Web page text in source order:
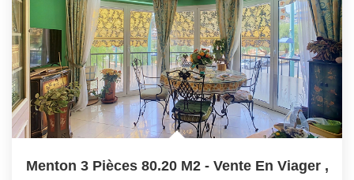
Menton 3 Pièces 80.20 M2 - Vente En Viager ,